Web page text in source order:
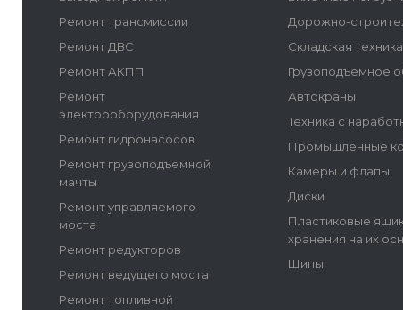
Ремонт трансмиссии
Ремонт ДВС
Ремонт АКПП
Ремонт
электрооборудования
Ремонт гидронасосов
Ремонт грузоподъемной
мачты
Ремонт управляемого
моста
Ремонт редукторов
Ремонт ведущего моста
Ремонт топливной
Дорожно-
Складская техника
Грузоподъемное
Автокраны
Техника с
Промышленные
Камеры и флапы
Диски
Пластиковые
хранения на их
Шины